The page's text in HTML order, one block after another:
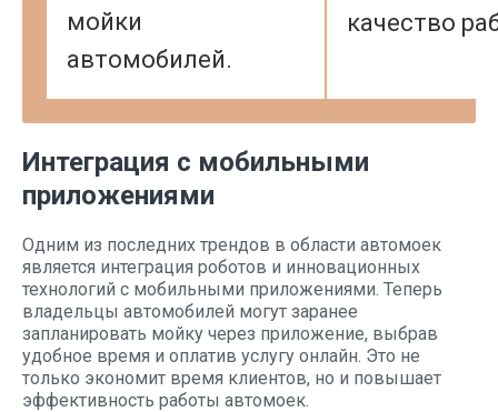
мойки
автомобилей.
качество
Интеграция с мобильными
приложениями
Одним из последних трендов в области автомоек
является интеграция роботов и инновационных
технологий с мобильными приложениями. Теперь
владельцы автомобилей могут заранее
запланировать мойку через приложение, выбрав
удобное время и оплатив услугу онлайн. Это не
только экономит время клиентов, но и повышает
эффективность работы автомоек.